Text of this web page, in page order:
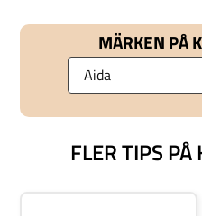
MÄRKEN PÅ
FLER TIPS PÅ